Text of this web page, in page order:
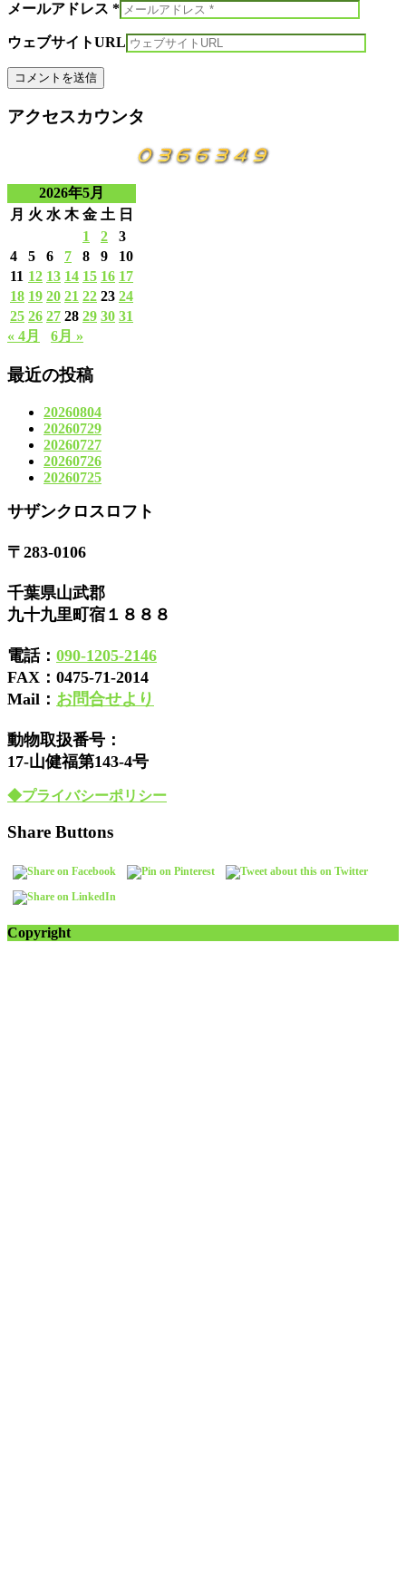
メールアドレス *
ウェブサイトURL
アクセスカウンタ
2026年5月
月 火 水 木 金 土 日
1
2
3
4
5 6 7 8 9
10
11 12 13 14 15 16 17
18 19 20 21 22 23 24
25 26 27 28 29 30 31
« 4月
6月 »
最近の投稿
20260804
20260729
20260727
20260726
20260725
サザンクロスロフト
〒283-0106
千葉県山武郡
九十九里町宿１８８８
電話： 090-1205-2146
FAX： 0475-71-2014
Mail： お問合せより
動物取扱番号：
17-山健福第143-4号
◆プライバシーポリシー
Share Buttons
Copyright